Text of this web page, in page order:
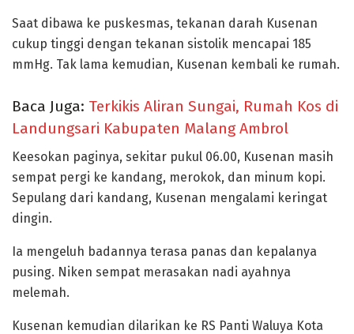
Saat dibawa ke puskesmas, tekanan darah Kusenan
cukup tinggi dengan tekanan sistolik mencapai 185
mmHg. Tak lama kemudian, Kusenan kembali ke rumah.
Baca Juga: Terkikis Aliran Sungai, Rumah Kos di
Landungsari Kabupaten Malang Ambrol
Keesokan paginya, sekitar pukul 06.00, Kusenan masih
sempat pergi ke kandang, merokok, dan minum kopi.
Sepulang dari kandang, Kusenan mengalami keringat
dingin.
Ia mengeluh badannya terasa panas dan kepalanya
pusing. Niken sempat merasakan nadi ayahnya
melemah.
Kusenan kemudian dilarikan ke RS Panti Waluya Kota